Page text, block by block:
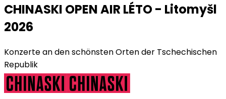
CHINASKI OPEN AIR LÉTO - Litomyšl
2026
Konzerte an den schönsten Orten der Tschechischen
Republik